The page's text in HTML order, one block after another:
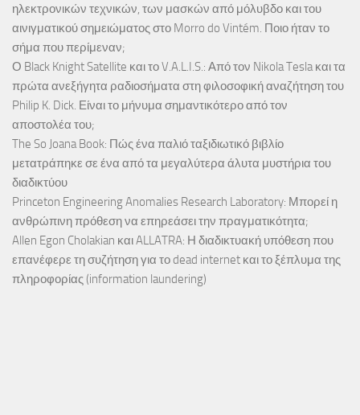
ηλεκτρονικών τεχνικών, των μασκών από μόλυβδο και του
αινιγματικού σημειώματος στο Morro do Vintém. Ποιο ήταν το
σήμα που περίμεναν;
Ο Black Knight Satellite και το V.A.L.I.S.: Από τον Nikola Tesla και τα
πρώτα ανεξήγητα ραδιοσήματα στη φιλοσοφική αναζήτηση του
Philip K. Dick. Είναι το μήνυμα σημαντικότερο από τον
αποστολέα του;
The So Joana Book: Πώς ένα παλιό ταξιδιωτικό βιβλίο
μετατράπηκε σε ένα από τα μεγαλύτερα άλυτα μυστήρια του
διαδικτύου
Princeton Engineering Anomalies Research Laboratory: Μπορεί η
ανθρώπινη πρόθεση να επηρεάσει την πραγματικότητα;
Allen Egon Cholakian και ALLATRA: Η διαδικτυακή υπόθεση που
επανέφερε τη συζήτηση για το dead internet και το ξέπλυμα της
πληροφορίας (information laundering)